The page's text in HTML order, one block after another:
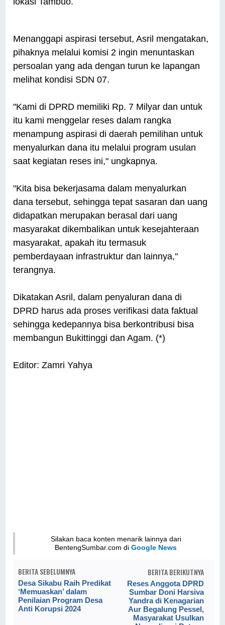
Menanggapi aspirasi tersebut, Asril mengatakan,
pihaknya melalui komisi 2 ingin menuntaskan
persoalan yang ada dengan turun ke lapangan
melihat kondisi SDN 07.
"Kami di DPRD memiliki Rp. 7 Milyar dan untuk
itu kami menggelar reses dalam rangka
menampung aspirasi di daerah pemilihan untuk
menyalurkan dana itu melalui program usulan
saat kegiatan reses ini," ungkapnya.
"Kita bisa bekerjasama dalam menyalurkan
dana tersebut, sehingga tepat sasaran dan uang
didapatkan merupakan berasal dari uang
masyarakat dikembalikan untuk kesejahteraan
masyarakat, apakah itu termasuk
pemberdayaan infrastruktur dan lainnya,"
terangnya.
Dikatakan Asril, dalam penyaluran dana di
DPRD harus ada proses verifikasi data faktual
sehingga kedepannya bisa berkontribusi bisa
membangun Bukittinggi dan Agam. (*)
Editor: Zamri Yahya
Silakan baca konten menarik lainnya dari
BentengSumbar.com diGoogle News
BERITA SEBELUMNYA
Desa Sikabu Raih Predikat
‘Memuaskan’ dalam
Penilaian Program Desa
Anti Korupsi 2024
BERITA BERIKUTNYA
Reses Anggota DPRD
Sumbar Doni Harsiva
Yandra di Kenagarian
Aur Begalung Pessel,
Masyarakat Usulkan